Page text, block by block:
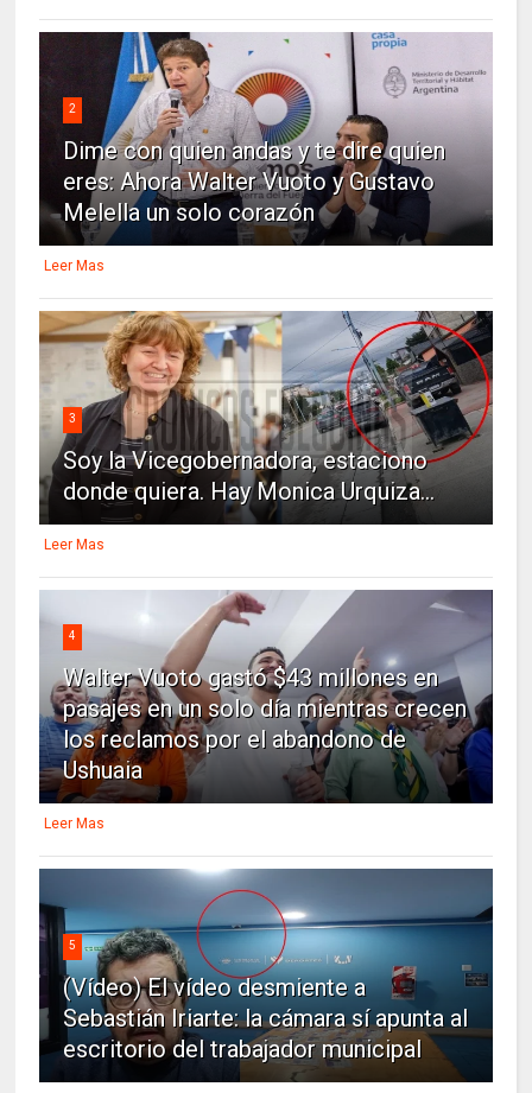
2
Dime con quien andas y te dire quien
eres: Ahora Walter Vuoto y Gustavo
Melella un solo corazón
Leer Mas
3
Soy la Vicegobernadora, estaciono
donde quiera. Hay Monica Urquiza...
Leer Mas
4
Walter Vuoto gastó $43 millones en
pasajes en un solo día mientras crecen
los reclamos por el abandono de
Ushuaia
Leer Mas
5
(Vídeo) El vídeo desmiente a
Sebastián Iriarte: la cámara sí apunta al
escritorio del trabajador municipal